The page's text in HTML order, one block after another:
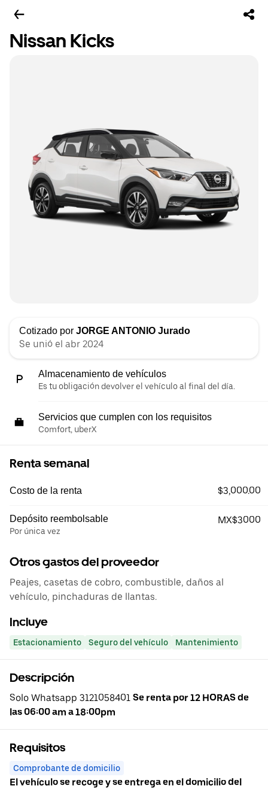
Nissan Kicks
Cotizado por JORGE ANTONΙΟ Jurado
Se unió el abr 2024
Almacenamiento de vehículos
Es tu obligación devolver el vehículo al final del día.
Servicios que cumplen con los requisitos
Comfort, uberX
Renta semanal
Costo de la renta $3,000.00
Depósito reembolsable
Por única vez
MX$3000
Otros gastos del proveedor
Peajes, casetas de cobro, combustible, daños al
vehículo, pinchaduras de llantas.
Incluye
Estacionamiento Seguro del vehículo Mantenimiento
Descripción
Solo Whatsapp 3121058401 Se renta por 12 HORAS de
las 06:00 am a 18:00pm
Requisitos
Comprobante de domicilio
El vehículo se recoge y se entrega en el domicilio del